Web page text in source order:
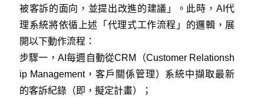
被客訴的面向，並提出改進的建議」。此時，AI代
理系統將依循上述「代理式工作流程」的邏輯，展
開以下動作流程：
步驟一，AI每週自動從CRM（Customer Relationsh
ip Management，客戶關係管理）系統中擷取最新
的客訴紀錄（即，擬定計畫）；